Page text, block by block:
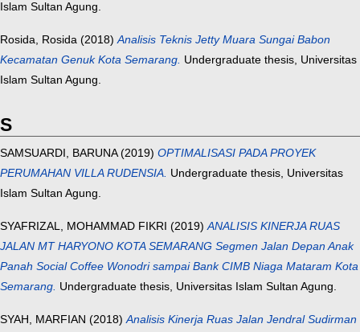
Islam Sultan Agung.
Rosida, Rosida (2018)Analisis Teknis Jetty Muara Sungai Babon
Kecamatan Genuk Kota Semarang. Undergraduate thesis, Universitas
Islam Sultan Agung.
S
SAMSUARDI, BARUNA(2019) OPTIMALISASI PADA PROYEK
PERUMAHAN VILLA RUDENSIA. Undergraduate thesis, Universitas
Islam Sultan Agung.
SYAFRIZAL, MOHAMMAD FIKRI (2019)ANALISIS KINERJA RUAS
JALAN MT HARYONO KOTA SEMARANG Segmen Jalan Depan Anak
Panah Social Coffee Wonodri sampai Bank CIMB Niaga Mataram Kota
Semarang. Undergraduate thesis, Universitas Islam Sultan Agung.
SYAH, MARFIAN (2018)Analisis Kinerja Ruas Jalan Jendral Sudirman